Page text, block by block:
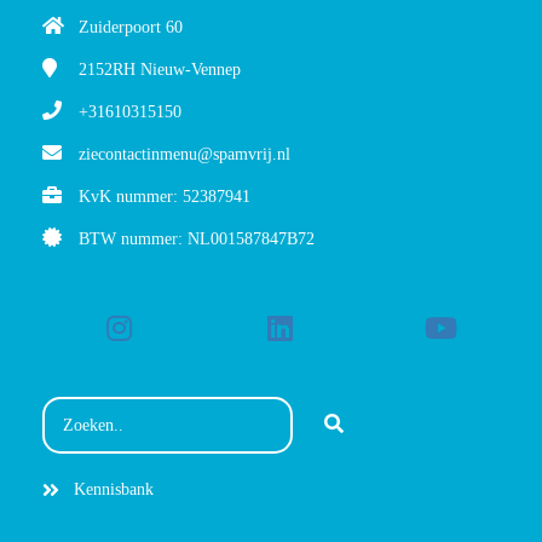
Zuiderpoort 60
2152RH Nieuw-Vennep
+31610315150
ziecontactinmenu@spamvrij.nl
KvK nummer: 52387941
BTW nummer: NL001587847B72
Kennisbank